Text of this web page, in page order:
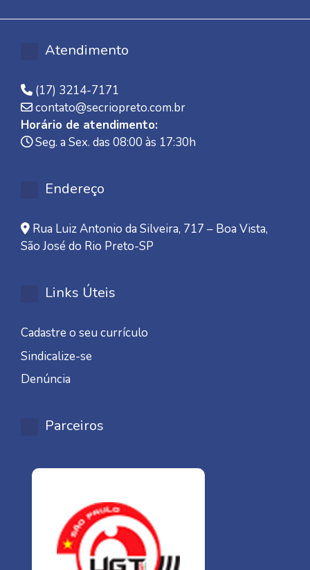
Atendimento
(17) 3214-7171
contato@secriopreto.com.br
Horário de atendimento:
Seg. a Sex. das 08:00 às 17:30h
Endereço
Rua Luiz Antonio da Silveira, 717 – Boa Vista,
São José do Rio Preto-SP
Links Úteis
Cadastre o seu currículo
Sindicalize-se
Denúncia
Parceiros